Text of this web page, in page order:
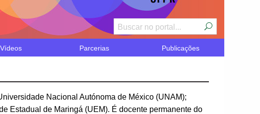
Vídeos Parcerias Publicações
Nacional Autónoma de México (UNAM);
Estadual de Maringá (UEM). É docente permanente do